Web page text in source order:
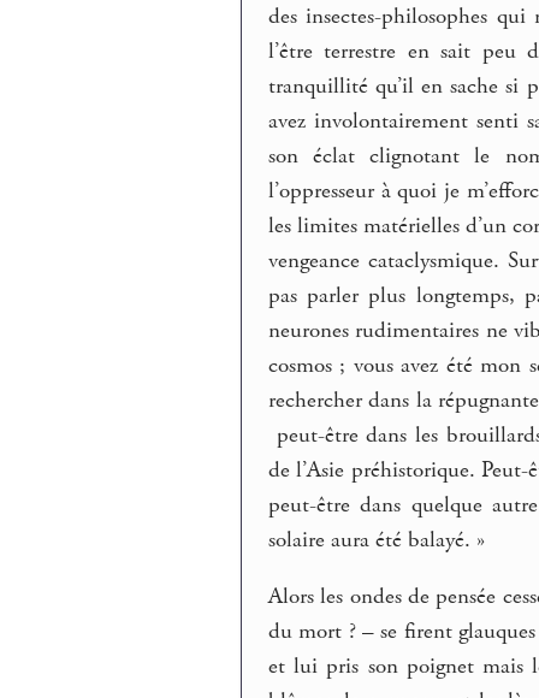
des insectes-philosophes
l’être terrestre en sait peu
tranquillité qu’il en sache si
avez involontairement senti
son éclat clignotant le
l’oppresseur à quoi je
les limites matérielles d’un
vengeance cataclysmique.
pas parler plus longtemps,
neurones rudimentaires ne
cosmos ; vous avez été
rechercher dans la
peut-être dans les
de l’Asie préhistorique.
peut-être dans quelque
solaire aura été balayé. »
Alors les ondes de pensée
du mort ? – se firent
et lui pris son poignet mais